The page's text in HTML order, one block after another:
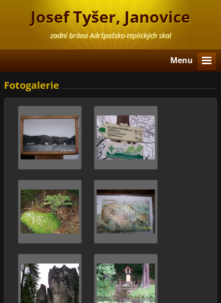
Josef Tyšer, Janovice
zadní brána Adršpašsko-teplických skal
Menu
Fotogalerie